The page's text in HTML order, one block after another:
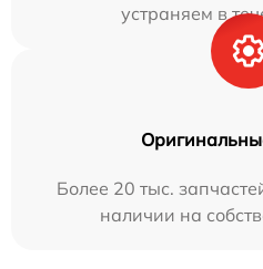
устраняем в
Более 20 тыс.
наличии на